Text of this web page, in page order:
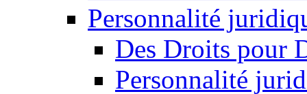
Personnalité
Des Droits pour
Personnalité